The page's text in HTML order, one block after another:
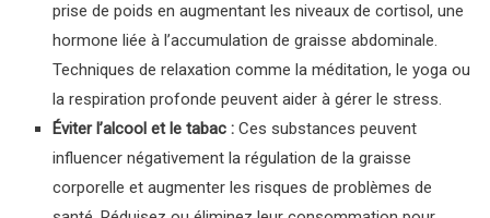
prise de poids en augmentant les niveaux de cortisol, une
hormone liée à l’accumulation de graisse abdominale.
Techniques de relaxation comme la méditation, le yoga ou
la respiration profonde peuvent aider à gérer le stress.
Éviter l’alcool et le tabac : Ces substances peuvent
influencer négativement la régulation de la graisse
corporelle et augmenter les risques de problèmes de